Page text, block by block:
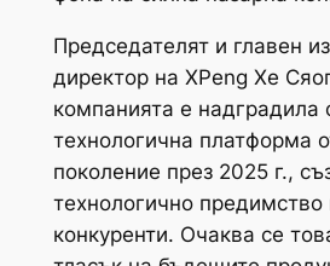
Председателят и главен
директор на XPeng Хе
компанията е надградила
технологична платформа
поколение през 2025 г.,
технологично предимство
конкуренти. Очаква се